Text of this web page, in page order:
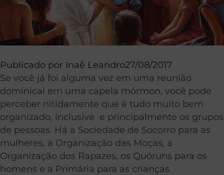
Publicado por Inaê Leandro27/08/2017
Se você já foi alguma vez em uma reunião
dominical em uma capela mórmon, você pode
perceber nitidamente que é tudo muito bem
organizado, inclusive e principalmente os grupos
de pessoas. Há a Sociedade de Socorro para as
mulheres, a Organização das Moças, a
Organização dos Rapazes, os Quóruns para os
homens e a Primária para as crianças.